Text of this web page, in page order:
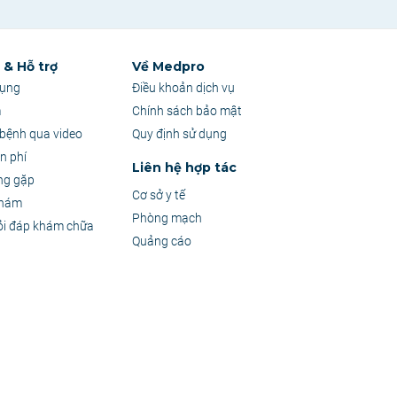
Hỗ trợ
qua video
phí
gặp
đáp khám chữa
Về Medpro
Điều khoản dịch vụ
Chính sách bảo mật
Quy định sử dụng
Liên hệ hợp tác
Cơ sở y tế
Phòng mạch
Quảng cáo